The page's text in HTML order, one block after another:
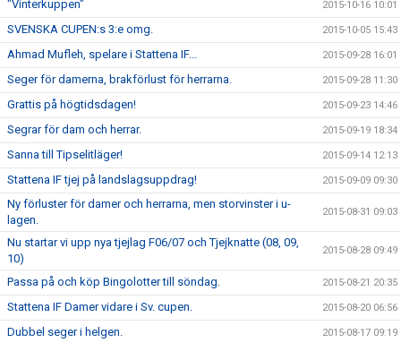
"Vinterkuppen" 2015-10-16 10:01
SVENSKA CUPEN:s 3:e omg. 2015-10-05 15:43
Ahmad Mufleh, spelare i Stattena IF... 2015-09-28 16:01
Seger för damerna, brakförlust för herrarna. 2015-09-28 11:30
Grattis på högtidsdagen! 2015-09-23 14:46
Segrar för dam och herrar. 2015-09-19 18:34
Sanna till Tipselitläger! 2015-09-14 12:13
Stattena IF tjej på landslagsuppdrag! 2015-09-09 09:30
Ny förluster för damer och herrarna, men storvinster i u-
lagen.
2015-08-31 09:03
Nu startar vi upp nya tjejlag F06/07 och Tjejknatte (08, 09,
10)
2015-08-28 09:49
Passa på och köp Bingolotter till söndag. 2015-08-21 20:35
Stattena IF Damer vidare i Sv. cupen. 2015-08-20 06:56
Dubbel seger i helgen. 2015-08-17 09:19